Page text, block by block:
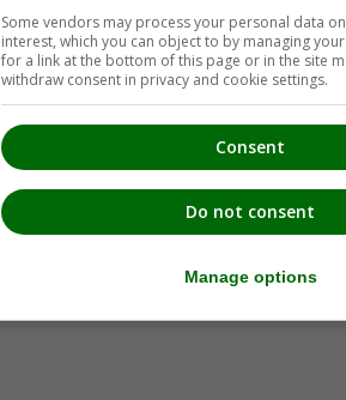
Some vendors may process your personal data
interest, which you can object to by managing
for a link at the bottom of this page or in the site
withdraw consent in privacy and cookie settings.
Consent
Do not consent
Manage options